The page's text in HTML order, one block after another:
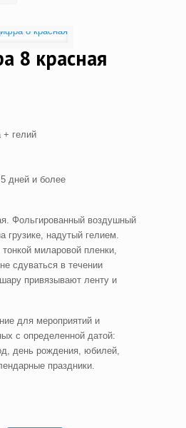
8 красная
+ гелий
дней и более
Фольгированный воздушный
грузике, надутый гелием.
тонкой миларовой пленки,
сдуваться в течении
привязывают ленту и
для мероприятий и
с определенной датой:
день рождения, юбилей,
праздники.